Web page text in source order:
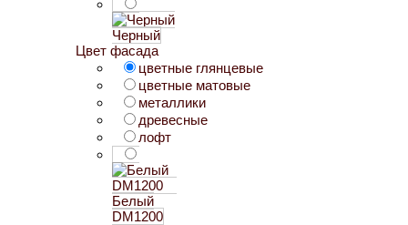
Черный
Цвет фасада
цветные глянцевые
цветные матовые
металлики
древесные
лофт
Белый
DM1200